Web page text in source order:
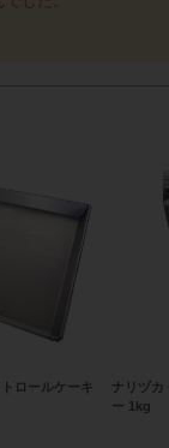
ロールケーキ
ナリヅカ
ー 1kg